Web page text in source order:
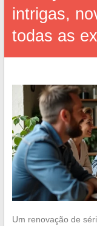
intrigas,
todas as
Um renovação de